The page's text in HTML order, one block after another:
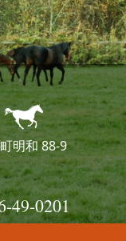
明和 88-9
49-0201